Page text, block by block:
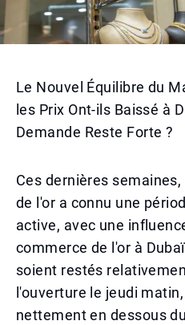
Le Nouvel Équilibre du
les Prix Ont-ils Baissé à
Demande Reste Forte ?
Ces dernières
de l'or a connu une
active, avec une
commerce de l'or à
soient restés
l'ouverture le jeudi
nettement en dessous